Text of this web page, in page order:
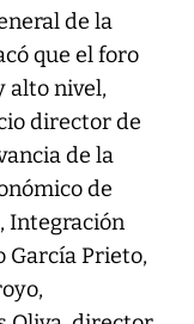
de la
que el foro
alto nivel,
director de
de la
de
Integración
García Prieto,